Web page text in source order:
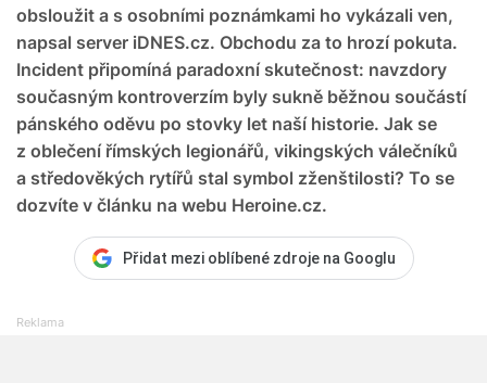
obsloužit a s osobními poznámkami ho vykázali ven,
napsal server iDNES.cz. Obchodu za to hrozí pokuta.
Incident připomíná paradoxní skutečnost: navzdory
současným kontroverzím byly sukně běžnou součástí
pánského oděvu po stovky let naší historie. Jak se
z oblečení římských legionářů, vikingských válečníků
a středověkých rytířů stal symbol zženštilosti? To se
dozvíte v článku na webu Heroine.cz.
Přidat mezi oblíbené zdroje na Googlu